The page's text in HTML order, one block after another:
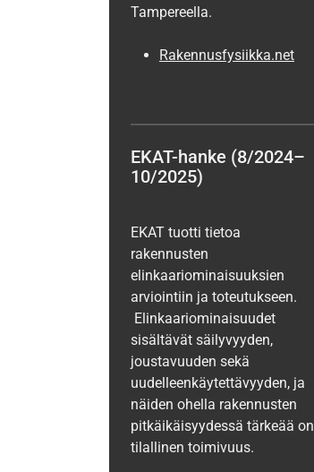
Tampereella.
Rakennusfysiikka.net
EKAT-hanke (8/2024–
10/2025)
EKAT tuotti tietoa
rakennusten
elinkaariominaisuuksien
arviointiin ja toteutukseen.
Elinkaariominaisuudet
sisältävät säilyvyyden,
joustavuuden sekä
uudelleenkäytettävyyden, ja
näiden ohella rakennusten
pitkäikäisyydessä tärkeää on
tilallinen toimivuus.